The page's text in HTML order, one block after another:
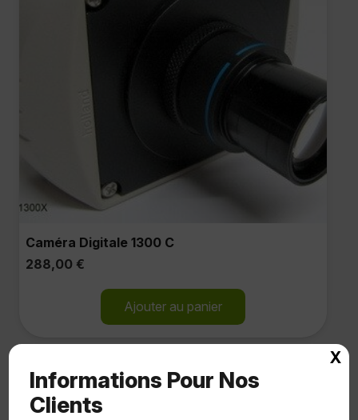
Caméra Digitale 1300 C
288,00 €
Ajouter au panier
Informations Pour Nos
Clients
X